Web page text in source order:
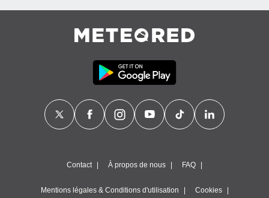
Contact À propos de nous FAQ
Mentions légales & Conditions d'utilisation Cookies